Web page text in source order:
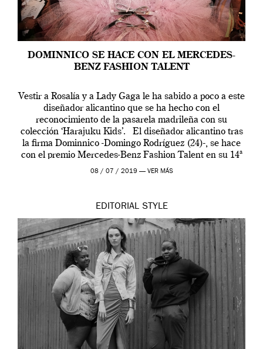
DOMINNICO SE HACE CON EL MERCEDES-
BENZ FASHION TALENT
Vestir a Rosalía y a Lady Gaga le ha sabido a poco a este
diseñador alicantino que se ha hecho con el
reconocimiento de la pasarela madrileña con su
colección ‘Harajuku Kids’. El diseñador alicantino tras
la firma Dominnico -Domingo Rodríguez (24)-, se hace
con el premio Mercedes-Benz Fashion Talent en su 14ª
edición. […]
08 / 07 / 2019 — VER MÁS
EDITORIAL STYLE